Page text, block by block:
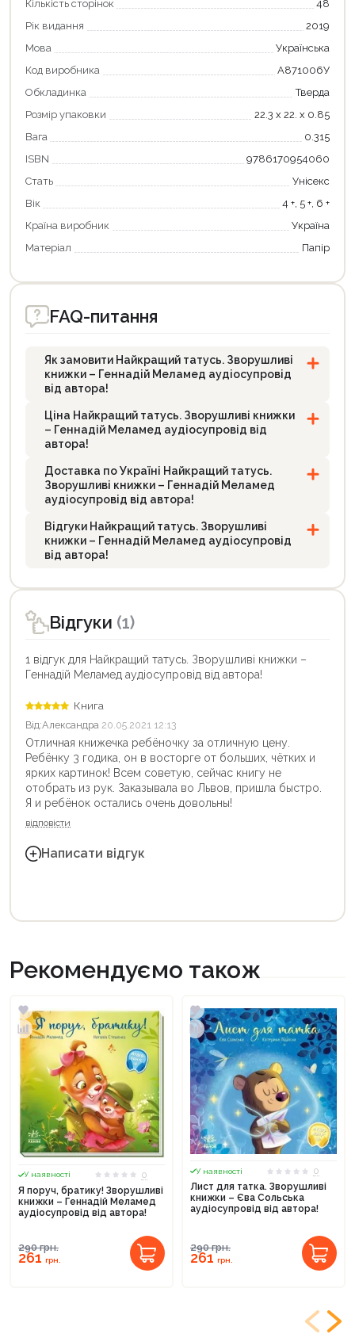
Кількість сторінок
48
Рік видання
2019
Мова
Українська
Код виробника
А871006У
Обкладинка
Тверда
Розмір упаковки
22.3 х 22. х 0.85
Вага
0.315
ISBN
9786170954060
Стать
Унісекс
Вік
4 +, 5 +, 6 +
Країна виробник
Україна
Матеріал
Папір
FAQ-питання
Як замовити Найкращий татусь. Зворушливі
книжки – Геннадій Меламед аудіосупровід
від автора!
Ціна Найкращий татусь. Зворушливі книжки
– Геннадій Меламед аудіосупровід від
автора!
Доставка по Україні Найкращий татусь.
Зворушливі книжки – Геннадій Меламед
аудіосупровід від автора!
Відгуки Найкращий татусь. Зворушливі
книжки – Геннадій Меламед аудіосупровід
від автора!
Відгуки (1)
1 відгук для Найкращий татусь. Зворушливі книжки –
Геннадій Меламед аудіосупровід від автора!
Книга
Від:Александра 20.05.2021 12:13
Отличная книжечка ребёночку за отличную цену.
Ребёнку 3 годика, он в восторге от больших, чётких и
ярких картинок! Всем советую, сейчас книгу не
отобрать из рук. Заказывала во Львов, пришла быстро.
Я и ребёнок остались очень довольны!
відповісти
Написати відгук
Рекомендуємо також
У наявності
0
Я поруч, братику! Зворушливі
книжки – Геннадій Меламед
аудіосупровід від автора!
290грн.
261грн.
У наявності
0
Лист для татка. Зворушливі
книжки – Єва Сольська
аудіосупровід від автора!
290грн.
261грн.
Продовжити покупки
Оформити замовлення